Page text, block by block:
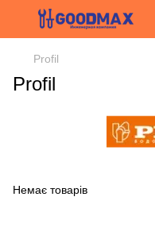
Profil
Profil
Немає товарів